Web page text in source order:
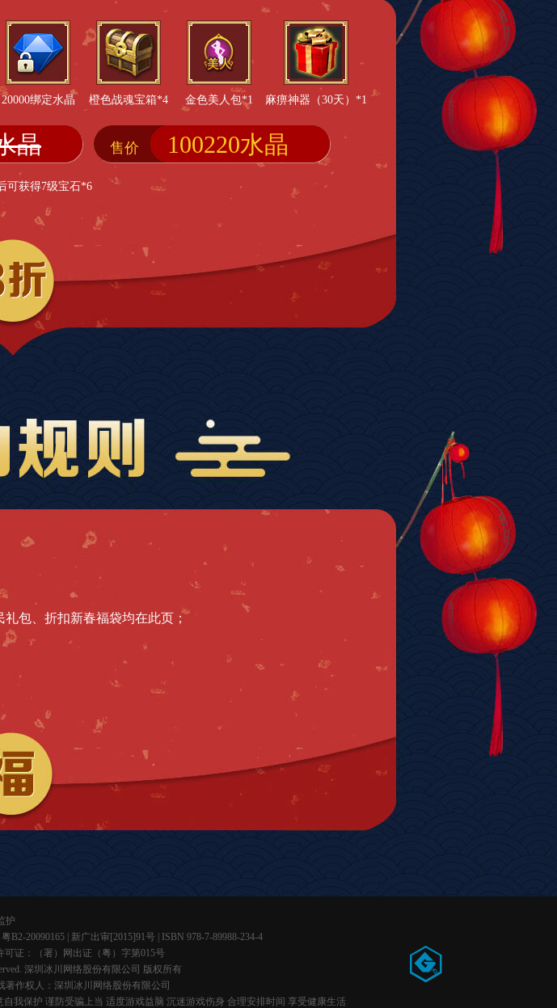
20000绑定水晶 橙色战魂宝箱*4 金色美人包*1 麻痹神器（30天）*1
晶 售价 100220水晶
可获得7级宝石*6
包、折扣新春福袋均在此页；
护
粤B2-20090165 | 新广出审[2015]91号 | ISBN 978-7-89988-234-4
证：
（署）网出证（粤）字第015号
深圳冰川网络股份有限公司 版权所有
作权人：深圳冰川网络股份有限公司
我保护 谨防受骗上当 适度游戏益脑 沉迷游戏伤身 合理安排时间 享受健康生活